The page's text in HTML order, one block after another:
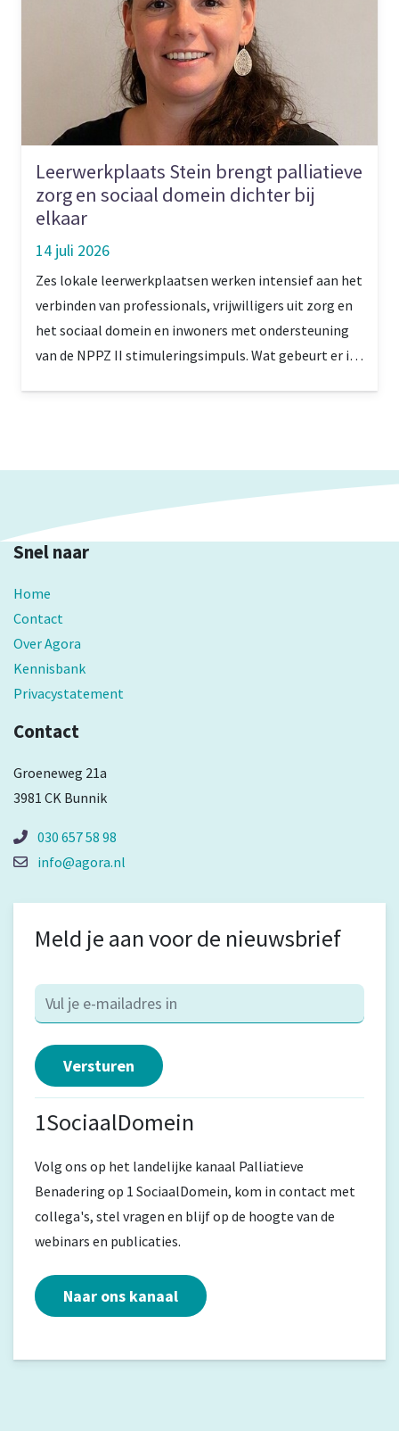
Leerwerkplaats Stein brengt palliatieve
zorg en sociaal domein dichter bij
elkaar
14 juli 2026
Zes lokale leerwerkplaatsen werken intensief aan het
verbinden van professionals, vrijwilligers uit zorg en
het sociaal domein en inwoners met ondersteuning
van de NPPZ II stimuleringsimpuls. Wat gebeurt er in
Snel naar
Home
Contact
Over Agora
Kennisbank
Privacystatement
Contact
Groeneweg 21a
3981 CK Bunnik
030 657 58 98
info@agora.nl
Meld je aan voor de nieuwsbrief
1SociaalDomein
Volg ons op het landelijke kanaal Palliatieve
Benadering op 1 SociaalDomein, kom in contact met
collega's, stel vragen en blijf op de hoogte van de
webinars en publicaties.
Naar ons kanaal